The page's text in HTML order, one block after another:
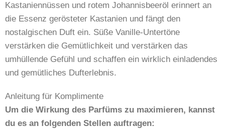
Kastaniennüssen und rotem Johannisbeeröl erinnert an
die Essenz gerösteter Kastanien und fängt den
nostalgischen Duft ein. Süße Vanille-Untertöne
verstärken die Gemütlichkeit und verstärken das
umhüllende Gefühl und schaffen ein wirklich einladendes
und gemütliches Dufterlebnis.
Anleitung für Komplimente
Um die Wirkung des Parfüms zu maximieren, kannst
du es an folgenden Stellen auftragen: